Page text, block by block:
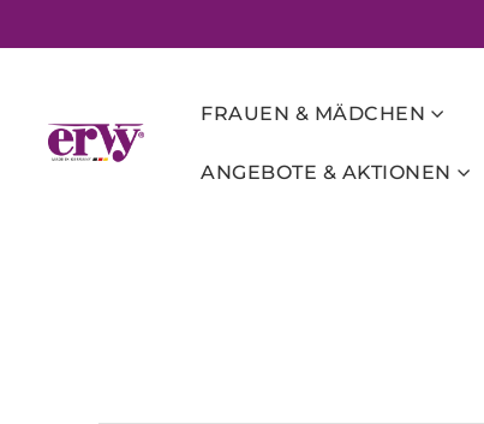
FRAUEN & MÄDCHEN
ANGEBOTE & AKTIONEN